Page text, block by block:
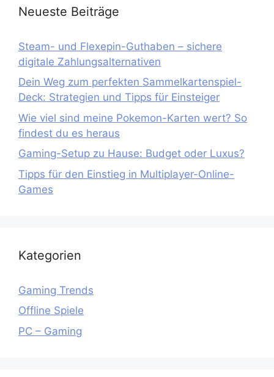
Neueste Beiträge
Steam- und Flexepin-Guthaben – sichere
digitale Zahlungsalternativen
Dein Weg zum perfekten Sammelkartenspiel-
Deck: Strategien und Tipps für Einsteiger
Wie viel sind meine Pokemon-Karten wert? So
findest du es heraus
Gaming-Setup zu Hause: Budget oder Luxus?
Tipps für den Einstieg in Multiplayer-Online-
Games
Kategorien
Gaming Trends
Offline Spiele
PC – Gaming